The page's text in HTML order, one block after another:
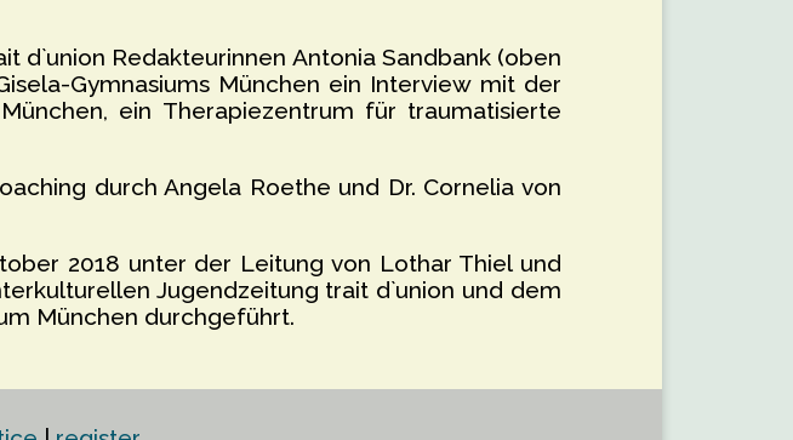
d`union Redakteurinnen Antonia Sandbank (oben
Gymnasiums München ein Interview mit der
ein Therapiezentrum für traumatisierte
durch Angela Roethe und Dr. Cornelia von
2018 unter der Leitung von Lothar Thiel und
Jugendzeitung trait d`union und dem
München durchgeführt.